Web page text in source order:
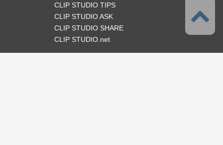
CLIP STUDIO TIPS
CLIP STUDIO ASK
CLIP STUDIO SHARE
CLIP STUDIO.net